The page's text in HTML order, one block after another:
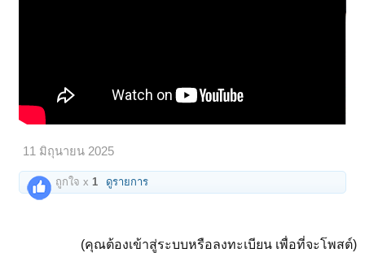
11 มิถุนายน 2025
ถูกใจ x1 ดูรายการ
(คุณต้องเข้าสู่ระบบหรือลงทะเบียน เพื่อที่จะโพสต์)